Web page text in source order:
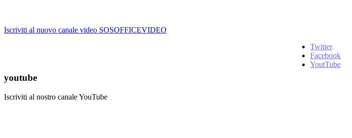
Iscriviti al nuovo canale video SOSOFFICEVIDEO
Twitter
Facebook
YoutTube
youtube
Iscriviti al nostro canale YouTube